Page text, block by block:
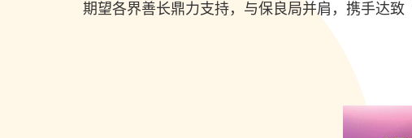
期望各界善长鼎力支持，与保良局并肩，携手达致